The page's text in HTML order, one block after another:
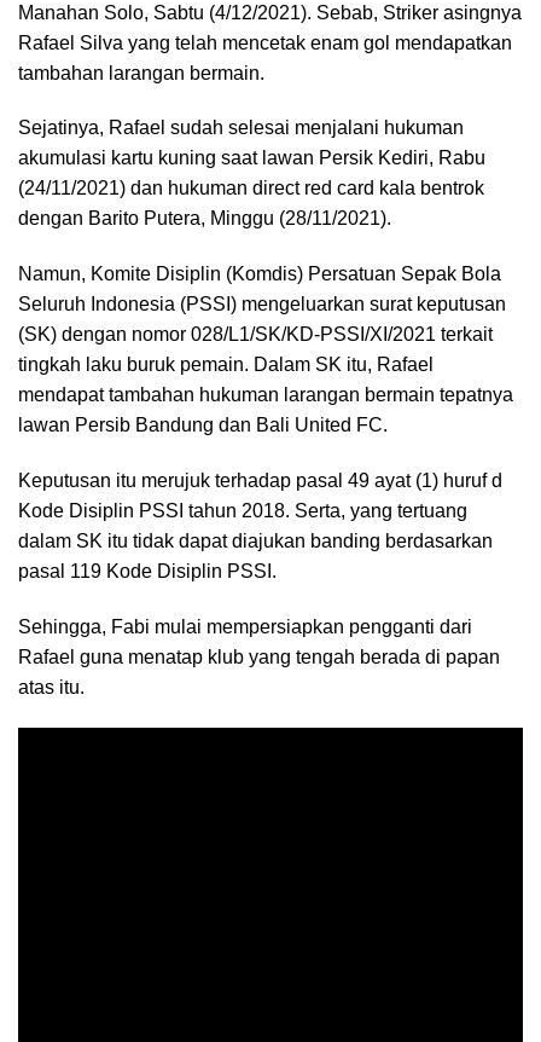
Manahan Solo, Sabtu (4/12/2021). Sebab, Striker asingnya
Rafael Silva yang telah mencetak enam gol mendapatkan
tambahan larangan bermain.
Sejatinya, Rafael sudah selesai menjalani hukuman
akumulasi kartu kuning saat lawan Persik Kediri, Rabu
(24/11/2021) dan hukuman direct red card kala bentrok
dengan Barito Putera, Minggu (28/11/2021).
Namun, Komite Disiplin (Komdis) Persatuan Sepak Bola
Seluruh Indonesia (PSSI) mengeluarkan surat keputusan
(SK) dengan nomor 028/L1/SK/KD-PSSI/XI/2021 terkait
tingkah laku buruk pemain. Dalam SK itu, Rafael
mendapat tambahan hukuman larangan bermain tepatnya
lawan Persib Bandung dan Bali United FC.
Keputusan itu merujuk terhadap pasal 49 ayat (1) huruf d
Kode Disiplin PSSI tahun 2018. Serta, yang tertuang
dalam SK itu tidak dapat diajukan banding berdasarkan
pasal 119 Kode Disiplin PSSI.
Sehingga, Fabi mulai mempersiapkan pengganti dari
Rafael guna menatap klub yang tengah berada di papan
atas itu.